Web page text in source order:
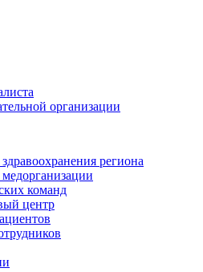
организации
региона
команд
центр